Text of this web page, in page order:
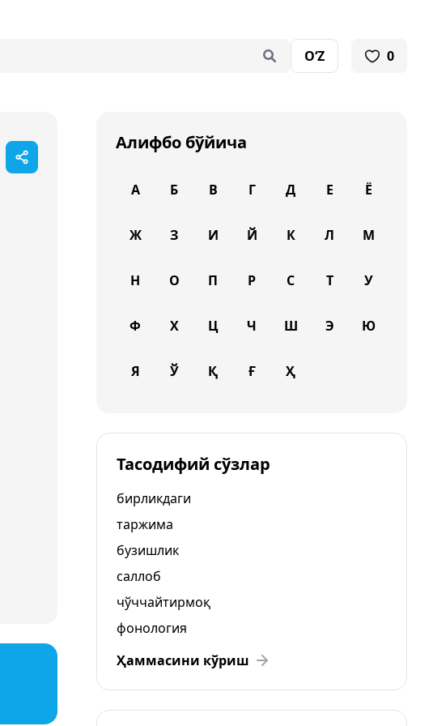
O‘Z 0
Алифбо бўйича
А Б В Г Д Е Ё
Ж З И Й К Л М
Н О П Р С Т У
Ф Х Ц Ч Ш Э Ю
Я Ў Қ Ғ Ҳ
Тасодифий сўзлар
бирликдаги
таржима
бузишлик
саллоб
чўччайтирмоқ
фонология
Ҳаммасини кўриш